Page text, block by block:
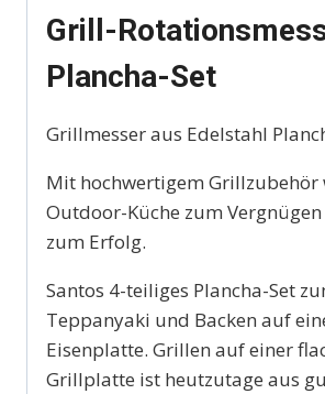
Grill-
Plancha-Set
Grillmesser aus Edelstahl
Mit hochwertigem Grillzubehör
Outdoor-Küche zum
zum Erfolg.
Santos 4-teiliges Plancha-Set
Teppanyaki und Backen auf
Eisenplatte. Grillen auf einer
Grillplatte ist heutzutage aus